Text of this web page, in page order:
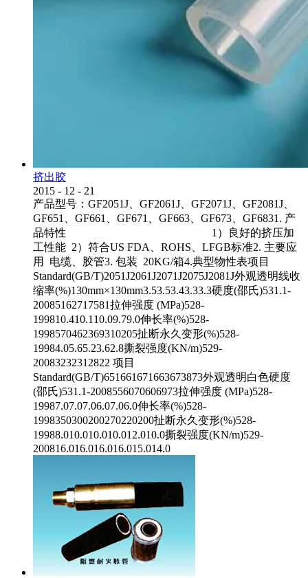
挤出胶
2015 - 12 - 21
产品型号：GF2051J、GF2061J、GF2071J、GF2081J、
GF651、GF661、GF671、GF663、GF673、GF6831. 产
品特性 1）良好的挤压加
工性能 2）符合US FDA、ROHS、LFGB标准2. 主要应
用 电缆、胶管3. 包装 20KG/箱4.典型物性表项目
Standard(GB/T)2051J2061J2071J2075J2081J外观透明线收
缩率(%)130mm×130mm3.53.53.43.33.3硬度(邵氏)531.1-
20085162717581拉伸强度 (MPa)528-
199810.410.110.09.79.0伸长率(%)528-
1998570462369310205扯断永久变形(%)528-
19984.05.65.23.62.8撕裂强度(KN/m)529-
20083232312822 项目
Standard(GB/T)651661671663673873外观透明白色硬度
(邵氏)531.1-2008556070606973拉伸强度 (MPa)528-
19987.07.07.06.07.06.0伸长率(%)528-
1998350300200270220200扯断永久变形(%)528-
19988.010.010.010.012.010.0撕裂强度(KN/m)529-
200816.016.016.016.015.014.0